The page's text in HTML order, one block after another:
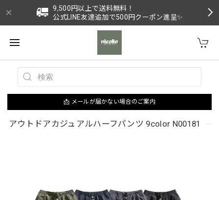
9,500円以上で送料無料！
公式LINE友達追加で500円クーポン進呈✨
📩 メールが届かない場合のご案内
アウトドアカジュアルハーフパンツ 9color N00181